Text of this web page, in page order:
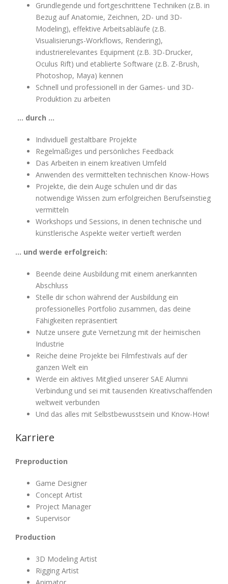
Grundlegende und fortgeschrittene Techniken (z.B. in
Bezug auf Anatomie, Zeichnen, 2D- und 3D-
Modeling), effektive Arbeitsabläufe (z.B.
Visualisierungs-Workflows, Rendering),
industrierelevantes Equipment (z.B. 3D-Drucker,
Oculus Rift) und etablierte Software (z.B. Z-Brush,
Photoshop, Maya) kennen
Schnell und professionell in der Games- und 3D-
Produktion zu arbeiten
… durch …
Individuell gestaltbare Projekte
Regelmäßiges und persönliches Feedback
Das Arbeiten in einem kreativen Umfeld
Anwenden des vermittelten technischen Know-Hows
Projekte, die dein Auge schulen und dir das
notwendige Wissen zum erfolgreichen Berufseinstieg
vermitteln
Workshops und Sessions, in denen technische und
künstlerische Aspekte weiter vertieft werden
… und werde erfolgreich:
Beende deine Ausbildung mit einem anerkannten
Abschluss
Stelle dir schon während der Ausbildung ein
professionelles Portfolio zusammen, das deine
Fähigkeiten repräsentiert
Nutze unsere gute Vernetzung mit der heimischen
Industrie
Reiche deine Projekte bei Filmfestivals auf der
ganzen Welt ein
Werde ein aktives Mitglied unserer SAE Alumni
Verbindung und sei mit tausenden Kreativschaffenden
weltweit verbunden
Und das alles mit Selbstbewusstsein und Know-How!
Karriere
Preproduction
Game Designer
Concept Artist
Project Manager
Supervisor
Production
3D Modeling Artist
Rigging Artist